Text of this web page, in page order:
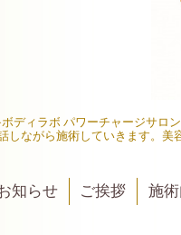
ィラボ パワーチャージサロ
しながら施術していきます。
知らせ ご挨拶 施